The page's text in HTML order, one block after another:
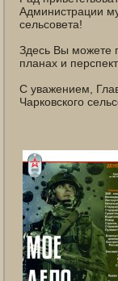
Администрации
сельсовета!
Здесь Вы можете
планах и
С уважением,
Чарковского